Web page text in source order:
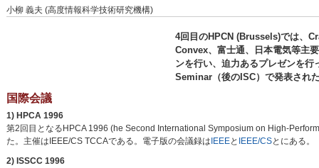
小柳 義夫 (高度情報科学技術研究機構)
4回目のHPCN (Brussels)では、
Convex、富士通、日本電気等主
ンを行い、迫力あるプレゼンを
Seminar（後のISC）で発表され
国際会議
1) HPCA 1996
第2回目となるHPCA 1996 (he Second International Symposium on High-
た。主催はIEEE/CS TCCAである。電子版の会議録は IEEEと IEEE/CSとにある。
2) ISSCC 1996